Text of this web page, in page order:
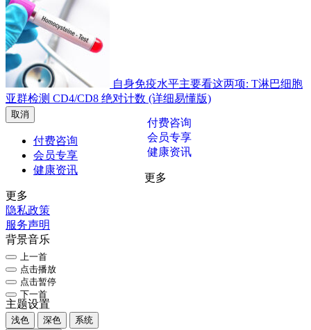
自身免疫水平主要看这两项: T淋巴细胞
亚群检测 CD4/CD8 绝对计数 (详细易懂版)
取消
付费咨询
付费咨询
会员专享
会员专享
健康资讯
健康资讯
更多
更多
隐私政策
服务声明
背景音乐
上一首
点击播放
点击暂停
下一首
主题设置
浅色 深色
系统